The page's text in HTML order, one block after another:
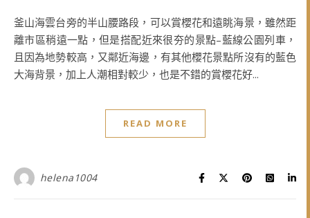
釜山海雲台旁的半山腰路段，可以賞櫻花和遠眺海景，雖然距
離市區稍遠一點，但是搭配近來很夯的景點–藍線公園列車，
且因為地勢較高，又鄰近海邊，有其他櫻花景點所沒有的藍色
大海背景，加上人潮相對較少，也是不錯的賞櫻花好...
READ MORE
helena1004